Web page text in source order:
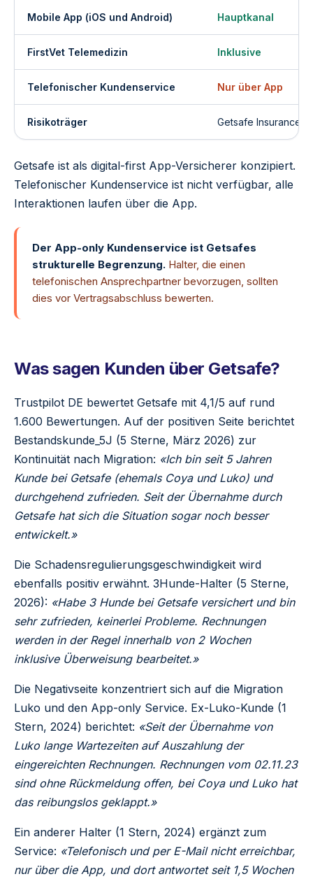
Mobile App (iOS und Android) Hauptkanal
FirstVet Telemedizin Inklusive
Telefonischer Kundenservice Nur über App
Risikoträger Getsafe Insurance
Getsafe ist als digital-first App-Versicherer konzipiert.
Telefonischer Kundenservice ist nicht verfügbar, alle
Interaktionen laufen über die App.
Der App-only Kundenservice ist Getsafes
strukturelle Begrenzung. Halter, die einen
telefonischen Ansprechpartner bevorzugen, sollten
dies vor Vertragsabschluss bewerten.
Was sagen Kunden über Getsafe?
Trustpilot DE bewertet Getsafe mit 4,1/5 auf rund
1.600 Bewertungen. Auf der positiven Seite berichtet
Bestandskunde_5J (5 Sterne, März 2026) zur
Kontinuität nach Migration: «Ich bin seit 5 Jahren
Kunde bei Getsafe (ehemals Coya und Luko) und
durchgehend zufrieden. Seit der Übernahme durch
Getsafe hat sich die Situation sogar noch besser
entwickelt.»
Die Schadensregulierungsgeschwindigkeit wird
ebenfalls positiv erwähnt. 3Hunde-Halter (5 Sterne,
2026): «Habe 3 Hunde bei Getsafe versichert und bin
sehr zufrieden, keinerlei Probleme. Rechnungen
werden in der Regel innerhalb von 2 Wochen
inklusive Überweisung bearbeitet.»
Die Negativseite konzentriert sich auf die Migration
Luko und den App-only Service. Ex-Luko-Kunde (1
Stern, 2024) berichtet: «Seit der Übernahme von
Luko lange Wartezeiten auf Auszahlung der
eingereichten Rechnungen. Rechnungen vom 02.11.23
sind ohne Rückmeldung offen, bei Coya und Luko hat
das reibungslos geklappt.»
Ein anderer Halter (1 Stern, 2024) ergänzt zum
Service: «Telefonisch und per E-Mail nicht erreichbar,
nur über die App, und dort antwortet seit 1,5 Wochen